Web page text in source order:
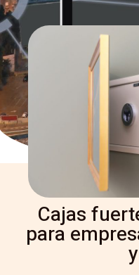
Cajas
para